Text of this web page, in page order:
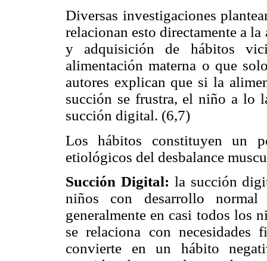
Diversas investigaciones
relacionan esto directamente a
y adquisición de hábitos
alimentación materna o que
autores explican que si la
succión se frustra, el niño a lo
succión digital. (6,7)
Los hábitos constituyen un
etiológicos del desbalance
Succión Digital: la succión
niños con desarrollo
generalmente en casi todos los
se relaciona con necesidades
convierte en un hábito